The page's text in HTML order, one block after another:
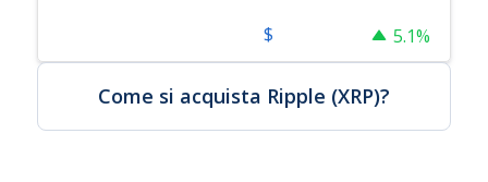
$ 5.1%
Come si acquista Ripple (XRP)?